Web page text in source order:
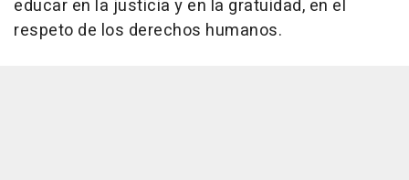
educar en la justicia y en la gratuidad, en el
respeto de los derechos humanos.